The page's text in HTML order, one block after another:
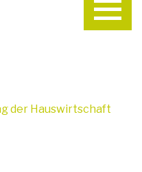
der Hauswirtschaft